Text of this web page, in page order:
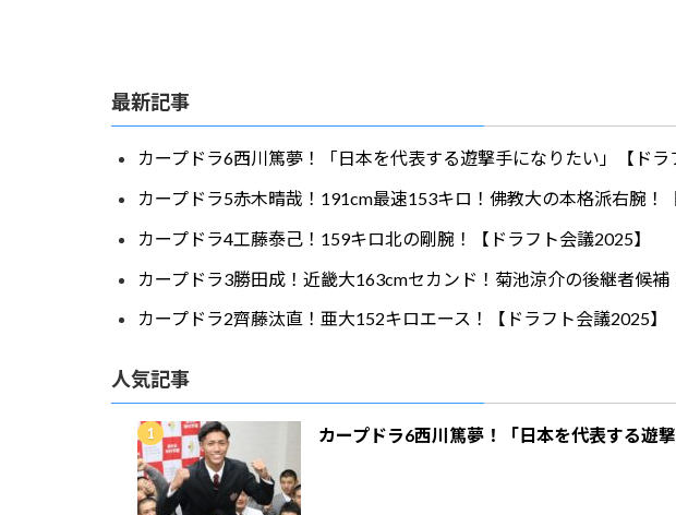
最新記事
カープドラ6西川篤夢！「日本を代表する遊撃手になりたい」【ドラ
カープドラ5赤木晴哉！191cm最速153キロ！佛教大の本格派右腕！
カープドラ4工藤泰己！159キロ北の剛腕！【ドラフト会議2025】
カープドラ3勝田成！近畿大163cmセカンド！菊池涼介の後継者候補
カープドラ2齊藤汰直！亜大152キロエース！【ドラフト会議2025】
人気記事
カープドラ6西川篤夢！「日本を代表する遊